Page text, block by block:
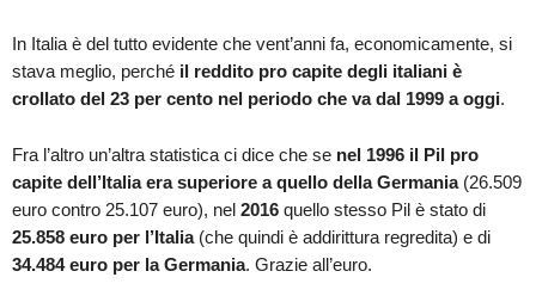
In Italia è del tutto evidente che vent’anni fa, economicamente, si
stava meglio, perché il reddito pro capite degli italiani è
crollato del 23 per cento nel periodo che va dal 1999 a oggi.
Fra l’altro un’altra statistica ci dice che se nel 1996 il Pil pro
capite dell’Italia era superiore a quello della Germania(26.509
euro contro 25.107 euro), nel 2016 quello stesso Pil è stato di
25.858 euro per l’Italia(che quindi è addirittura regredita) e di
34.484 euro per la Germania. Grazie all’euro.